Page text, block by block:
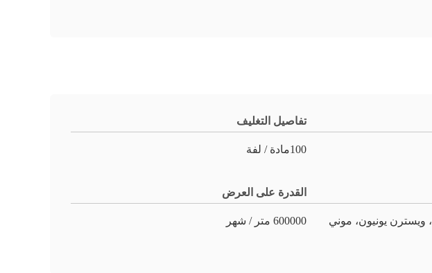
تفاصيل التغليف
100مادة / لفة
L / C، T / T، D / A، D / P، ويسترن يونيون، موني
القدرة على العرض
600000 متر / شهر